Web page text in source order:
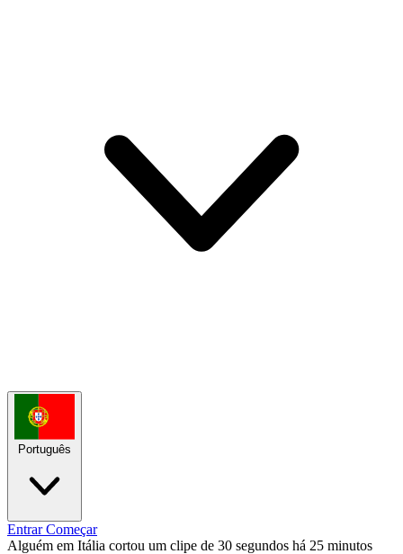
Português
EntrarComeçar
Alguém em Itália cortou um clipe de 30 segundos há 25 minutos